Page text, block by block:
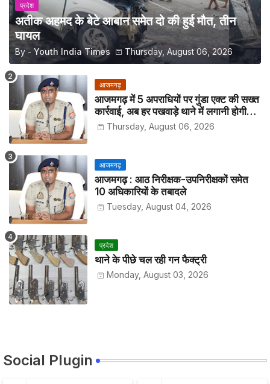
प्रदेश
अतीक अहमद के बेटे आबान समेत दो की हुई मौत, तीन
घायल
By - Youth India Times Thursday, August 06, 2026
आजमगढ़
आजमगढ़ में 5 अपराधियों पर गुंडा एक्ट की सख्त
कार्रवाई, अब हर पखवाड़े थाने में लगानी होगी
हाजिरीThursday, August 06, 2026
आजमगढ़
आजमगढ़ : आठ निरीक्षक-उपनिरीक्षकों समेत
10 अधिकारियों के तबादले
Tuesday, August 04, 2026
प्रदेश
थाने के पीछे चल रही गन फैक्ट्री
Monday, August 03, 2026
Social Plugin